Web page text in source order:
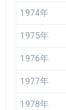
1974年
1975年
1976年
1977年
1978年